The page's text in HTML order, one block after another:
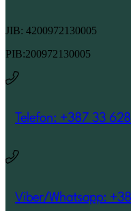
JIB: 4200972130005
PIB:200972130005
Telefon: +387 33
Viber/Whatsapp: